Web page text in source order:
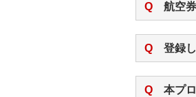
Q 航空
Q 登録
Q 本プ